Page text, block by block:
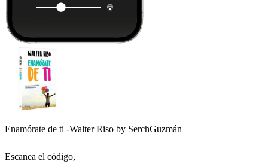
Enamórate de ti -Walter Riso by SerchGuzmán
Escanea el código,